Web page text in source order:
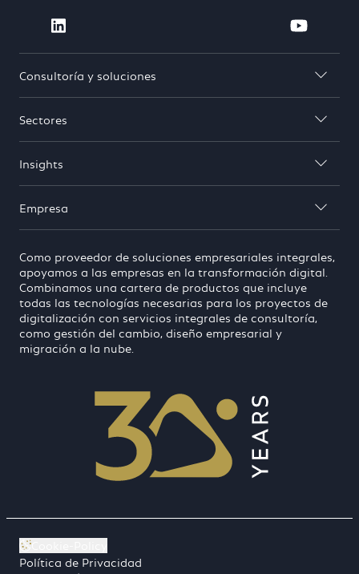
Visit Cosmo Consult on linkedin Visit

Consultoría y soluciones

Sectores

Insights

Empresa
Como proveedor de soluciones empresariales integrales,
apoyamos a las empresas en la transformación digital.
Combinamos una cartera de productos que incluye
todas las tecnologías necesarias para los proyectos de
digitalización con servicios integrales de consultoría,
como gestión del cambio, diseño empresarial y
migración a la nube.
Política de Privacidad